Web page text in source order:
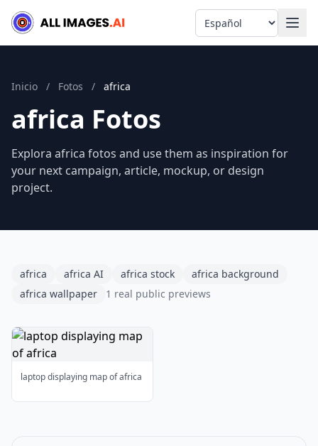
Language
Inicio / Fotos / africa
africa Fotos
Explora africa fotos and use them as inspiration for
your next campaign, article, mockup, or design
project.
africa africa AI africa stock
africa background
africa wallpaper
1 real public previews
laptop displaying map of africa